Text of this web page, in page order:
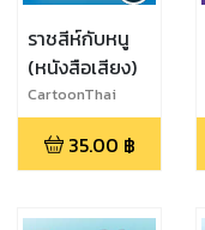
ราชสีห์กับหนู
(หนังสือเสียง)
CartoonThai
Studio
35.00 ฿